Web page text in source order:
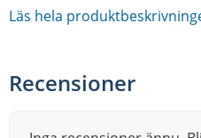
Pris per styck.
Mapex Drums - Ett
Läs hela
Recensioner